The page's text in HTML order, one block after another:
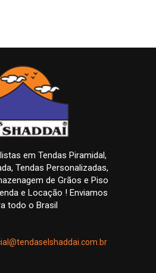
em Tendas Piramidal,
Tendas Personalizadas,
de Grãos e Piso
e Locação ! Enviamos
todo o Brasil